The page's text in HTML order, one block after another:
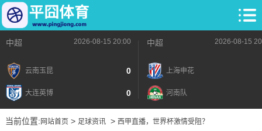
中超 2026-08-15 20:00
云南玉昆 0
大连英博 0
中超 2026-08-15
上海申花
河南队
当前位置: 网站首页> 足球资讯> 西甲直播，世界杯激情受阻？